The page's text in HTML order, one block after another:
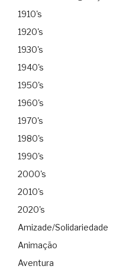
1910's
1920's
1930's
1940's
1950's
1960's
1970's
1980's
1990's
2000's
2010's
2020's
Amizade/Solidariedade
Animação
Aventura